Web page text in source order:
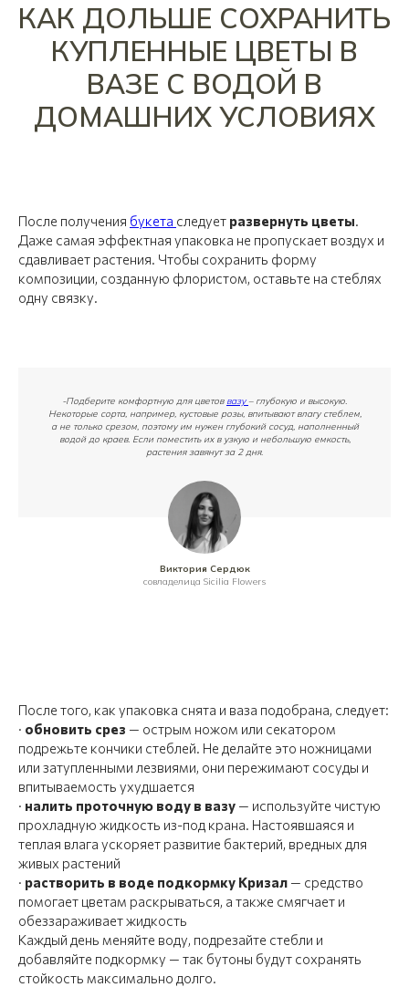
КАК ДОЛЬШЕ СОХРАНИТЬ
КУПЛЕННЫЕ ЦВЕТЫ В
ВАЗЕ С ВОДОЙ В
ДОМАШНИХ УСЛОВИЯХ
После получения букета следует развернуть цветы.
Даже самая эффектная упаковка не пропускает воздух и
сдавливает растения. Чтобы сохранить форму
композиции, созданную флористом, оставьте на стеблях
одну связку.
-Подберите комфортную для цветов вазу– глубокую и высокую.
Некоторые сорта, например, кустовые розы, впитывают влагу стеблем,
а не только срезом, поэтому им нужен глубокий сосуд, наполненный
водой до краев. Если поместить их в узкую и небольшую емкость,
растения завянут за 2 дня.
Виктория Сердюк
совладелица Sicilia Flowers
После того, как упаковка снята и ваза подобрана, следует:
· обновить срез — острым ножом или секатором
подрежьте кончики стеблей. Не делайте это ножницами
или затупленными лезвиями, они пережимают сосуды и
впитываемость ухудшается
· налить проточную воду в вазу — используйте чистую
прохладную жидкость из-под крана. Настоявшаяся и
теплая влага ускоряет развитие бактерий, вредных для
живых растений
· растворить в воде подкормку Кризал — средство
помогает цветам раскрываться, а также смягчает и
обеззараживает жидкость
Каждый день меняйте воду, подрезайте стебли и
добавляйте подкормку — так бутоны будут сохранять
стойкость максимально долго.